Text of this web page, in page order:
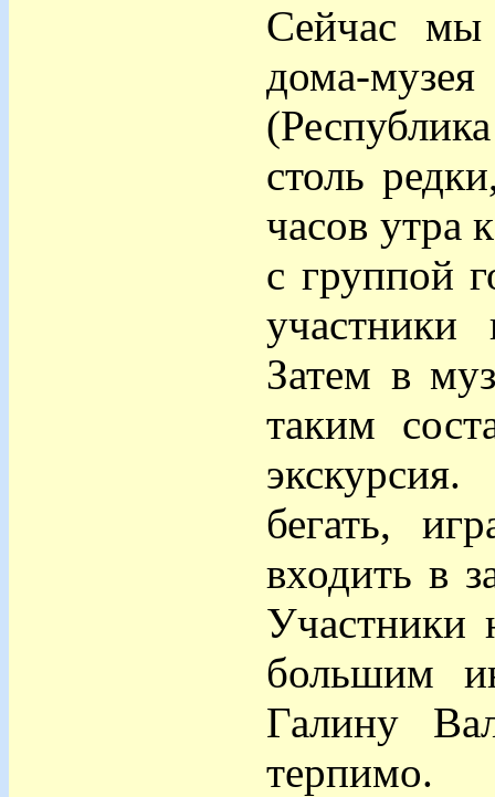
Сейчас мы
дома-
столь
часов утра
с группой
участники
Затем в
таким
бегать,
входить в
Участники
большим
Галину
терпимо.